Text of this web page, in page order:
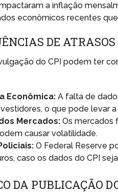
a inflação
econômicos recentes
DE
do CPI podem ter
Econômica: A falta de
o que pode levar
Mercados: Os mercados
causar volatilidade.
O Federal Reserve
caso os dados do CPI
DA PUBLICAÇÃO